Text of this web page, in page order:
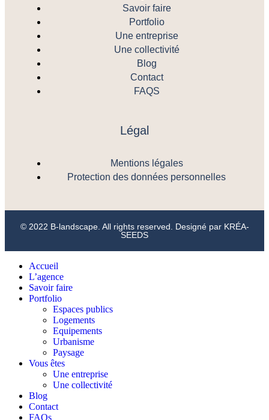
Savoir faire
Portfolio
Une entreprise
Une collectivité
Blog
Contact
FAQS
Légal
Mentions légales
Protection des données personnelles
© 2022 B-landscape. All rights reserved. Designé par KRÉA-
SEEDS
Accueil
L’agence
Savoir faire
Portfolio
Espaces publics
Logements
Equipements
Urbanisme
Paysage
Vous êtes
Une entreprise
Une collectivité
Blog
Contact
FAQs